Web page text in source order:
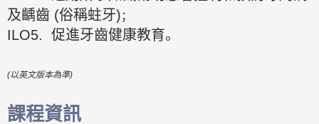
及齲齒 (俗稱蛀牙) ；
ILO5. 促進牙齒健康教育。
(以英文版本為準)
課程資訊